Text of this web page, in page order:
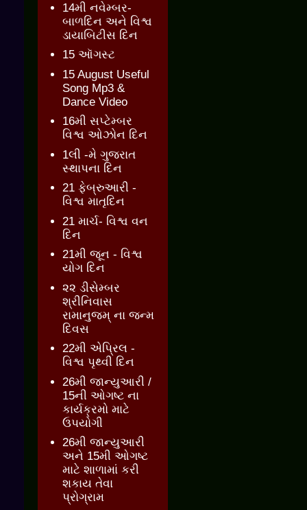
14મી નવેમ્બર-
બાળદિન અને વિશ્વ
ડાયાબિટીસ દિન
15 ઑગસ્ટ
15 August Useful
Song Mp3 &
Dance Video
16મી સપ્ટેમ્બર
વિશ્વ ઓઝોન દિન
1લી -મે ગુજરાત
સ્થાપના દિન
21 ફેબ્રુઆરી -
વિશ્વ માતૃદિન
21 માર્ચ- વિશ્વ વન
દિન
21મી જૂન - વિશ્વ
યોગ દિન
૨૨ ડીસેમ્બર
શ્રીનિવાસ
રામાનુજમ્ ના જન્મ
દિવસ
22મી એપ્રિલ -
વિશ્વ પૃથ્વી દિન
26મી જાન્યુઆરી /
15ની ઓગષ્ટ ના
કાર્યક્રમો માટે
ઉપયોગી
26મી જાન્યુઆરી
અને 15મી ઓગષ્ટ
માટે શાળામાં કરી
શકાય તેવા
પ્રોગ્રામ